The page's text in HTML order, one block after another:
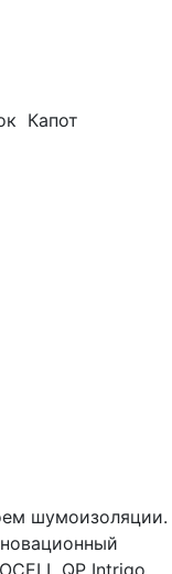
Капот
шумоизоляции.